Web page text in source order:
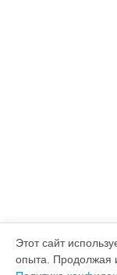
Этот сайт
опыта. Продолжая